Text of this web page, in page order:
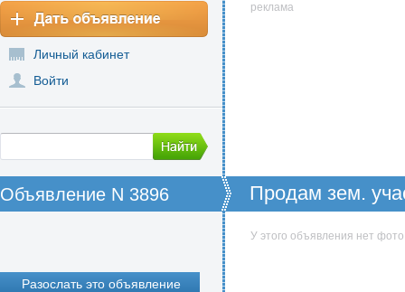
Личный кабинет
Войти
реклама
Объявление N 3896 Продам зем.
Разослать это объявление
У этого объявления нет